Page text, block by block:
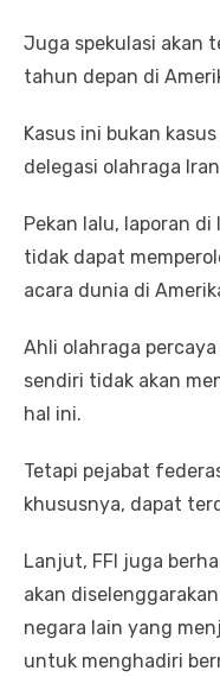
Juga spekulasi akan
tahun depan di
Kasus ini bukan
delegasi olahraga
Pekan lalu, laporan
tidak dapat
acara dunia di
Ahli olahraga
sendiri tidak akan
hal ini.
Tetapi pejabat
khususnya, dapat
Lanjut, FFI juga
akan
negara lain yang
untuk menghadiri